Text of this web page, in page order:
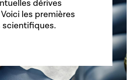
dérives
les premières